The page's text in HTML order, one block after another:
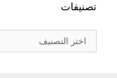
تصنيفات
تصنيفات